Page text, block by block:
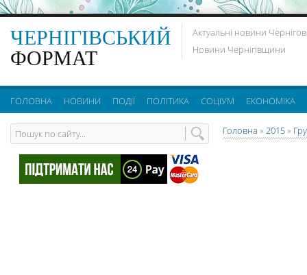
ЧЕРНІГІВСЬКИЙ
ФОРМАТ
Актуальні новини
Новини Чернігівщини
ГОЛОВНА НОВИНИ ПОДІЇ ПОЛІТИКА СОЦІУМ ЕКОНОМІКА
Головна » 2015»